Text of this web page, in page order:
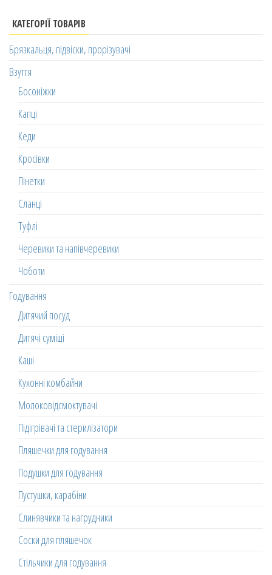
КАТЕГОРІЇ ТОВАРІВ
Брязкальця, підвіски, прорізувачі
Взуття
Босоніжки
Капці
Кеди
Кросівки
Пінетки
Сланці
Туфлі
Черевики та напівчеревики
Чоботи
Годування
Дитячий посуд
Дитячі суміші
Каші
Кухонні комбайни
Молоковідсмоктувачі
Підігрівачі та стерилізатори
Пляшечки для годування
Подушки для годування
Пустушки, карабіни
Слинявчики та нагрудники
Соски для пляшечок
Стільчики для годування